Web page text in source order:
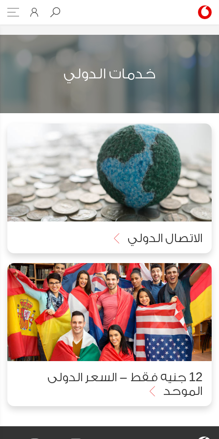
International Calls
خدمات الدولي
الاتصال الدولي
12 جنيه فقط - السعر الدولى
الموحد